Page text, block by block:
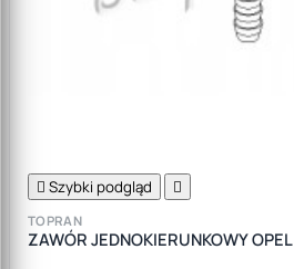
 Szybki podgląd 
TOPRAN
ZAWÓR JEDNOKIERUNKOWY OPEL